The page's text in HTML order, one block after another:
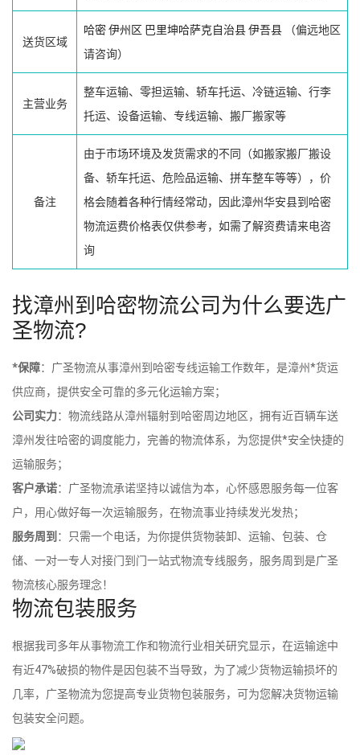
送货区域
哈密伊州区 巴里坤哈萨克自治县伊吾县 （偏远地区
请咨询）
主营业务
整车运输、零担运输、轿车托运、冷链运输、行李
托运、设备运输、专线运输、搬厂搬家等
备注
由于市场环境及发货需求的不同（如搬家搬厂搬设
备、轿车托运、危险品运输、拼车整车等等），价
格会随着各种行情经常动，因此漳州华安县到哈密
物流运费价格表仅供参考，如需了解资费请来电咨
询
找漳州到哈密物流公司为什么要选广
圣物流?
*保障：广圣物流从事漳州到哈密专线运输工作数年，是漳州*货运
供应商，提供安全可靠的多元化运输方案；
公司实力：物流线路从漳州辐射到哈密周边地区，拥有近百辆车送
漳州发往哈密的调度能力，完善的物流体系，为您提供*安全快捷的
运输服务；
客户承诺：广圣物流承诺坚持以诚信为本，心怀感恩服务每一位客
户，用心做好每一次运输服务，在物流事业持续发光发热；
服务周到 ：只需一个电话，为你提供货物装卸、运输、包装、仓
储、一对一专人对接门到门一站式物流专线服务，服务周到是广圣
物流核心服务理念！
物流包装服务
根据我司多年从事物流工作和物流行业相关研究显示，在运输途中
有近47%破损的物件是因包装不当导致，为了减少货物运输损坏的
几率，广圣物流为您提高专业货物包装服务，可为您解决货物运输
包装安全问题。